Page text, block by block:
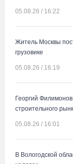
05.08.26 / 16:22
Житель Москвы
грузовике
05.08.26 / 16:19
Георгий
строительного
05.08.26 / 16:01
В Вологодской